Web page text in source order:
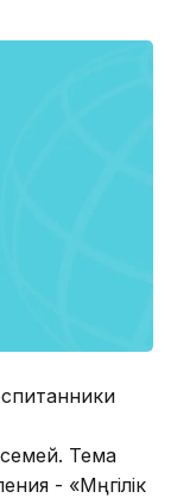
Тема
- «Мәңгілік